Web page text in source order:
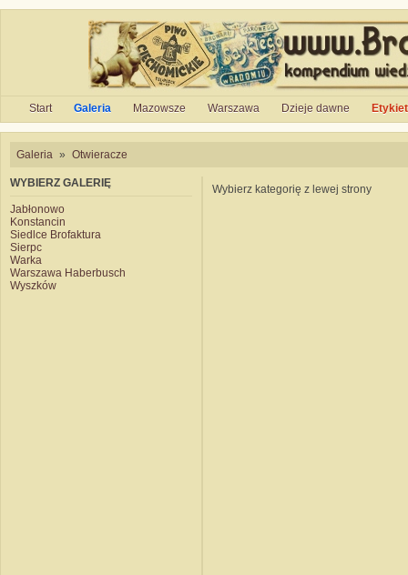
Start Galeria Mazowsze Warszawa Dzieje dawne
Galeria » Otwieracze
WYBIERZ GALERIĘ
Jabłonowo
Konstancin
Siedlce Brofaktura
Sierpc
Warka
Warszawa Haberbusch
Wyszków
Wybierz kategorię z lewej strony